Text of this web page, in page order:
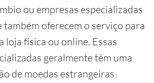
ou empresas especializadas
também oferecem o serviço para
loja física ou online. Essas
geralmente têm uma
de moedas estrangeiras